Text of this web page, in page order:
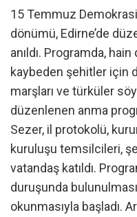
15 Temmuz Demokrasi
dönümü, Edirne’de
anıldı. Programda,
kaybeden şehitler için
marşları ve türküler
düzenlenen anma
Sezer, il protokolü,
kuruluşu temsilcileri,
vatandaş katıldı.
duruşunda bulunulması
okunmasıyla başladı.